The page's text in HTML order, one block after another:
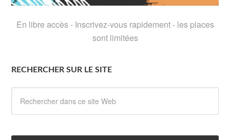
En libre accès - Inscrivez-vous rapidement - les places
sont limitées
RECHERCHER SUR LE SITE